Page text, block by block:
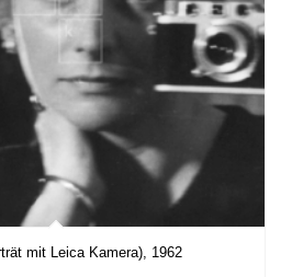
mit Leica Kamera), 1962